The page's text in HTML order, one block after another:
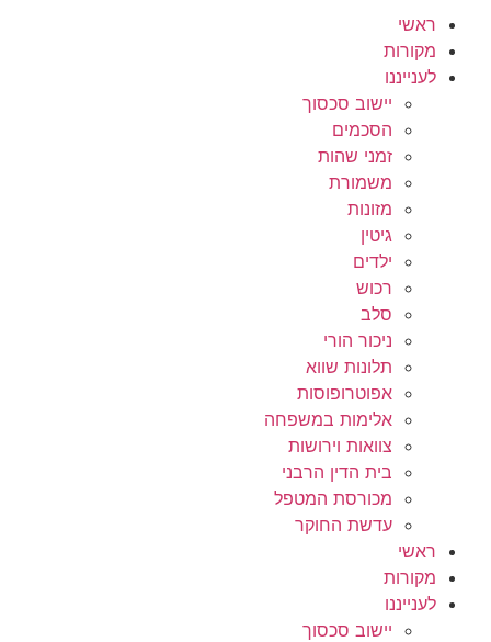
ראשי
מקורות
לענייננו
יישוב סכסוך
הסכמים
זמני שהות
משמורת
מזונות
גיטין
ילדים
רכוש
סלב
ניכור הורי
תלונות שווא
אפוטרופוסות
אלימות במשפחה
צוואות וירושות
בית הדין הרבני
מכורסת המטפל
עדשת החוקר
ראשי
מקורות
לענייננו
יישוב סכסוך